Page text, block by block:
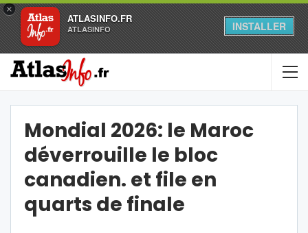
×
ATLASINFO.FR
ATLASINFO INSTALLER
Mondial 2026: le Maroc
déverrouille le bloc
canadien. et file en
quarts de finale